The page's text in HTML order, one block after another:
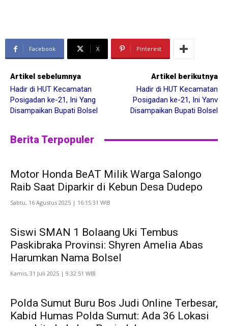
Facebook X Pinterest
Artikel sebelumnya
Hadir di HUT Kecamatan
Posigadan ke-21, Ini Yang
Disampaikan Bupati Bolsel
Artikel berikutnya
Hadir di HUT Kecamatan
Posigadan ke-21, Ini Yanv
Disampaikan Bupati Bolsel
Berita Terpopuler
Motor Honda BeAT Milik Warga Salongo
Raib Saat Diparkir di Kebun Desa Dudepo
Sabtu, 16 Agustus 2025 | 16:15:31 WIB
Siswi SMAN 1 Bolaang Uki Tembus
Paskibraka Provinsi: Shyren Amelia Abas
Harumkan Nama Bolsel
Kamis, 31 Juli 2025 | 9:32:51 WIB
Polda Sumut Buru Bos Judi Online Terbesar,
Kabid Humas Polda Sumut: Ada 36 Lokasi